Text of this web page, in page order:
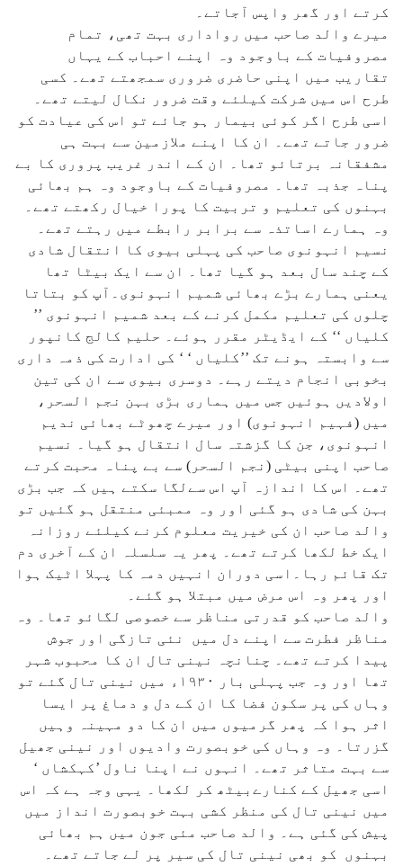
کرتے اور گھر واپس آجاتے۔
میرے والد صاحب میں رواداری بہت تھی، تمام
مصروفیات کے باوجود وہ اپنے احباب کے یہاں
تقاریب میں اپنی حاضری ضروری سمجھتے تھے۔ کسی
طرح اس میں شرکت کیلئے وقت ضرور نکال لیتے تھے۔
اسی طرح اگر کوئی بیمار ہو جائے تو اس کی عیادت کو
ضرور جاتے تھے۔ ان کا اپنے ملازمین سے بہت ہی
مشفقانہ برتائو تھا۔ ان کے اندر غریب پروری کا بے
پناہ جذبہ تھا۔ مصروفیات کے باوجود وہ ہم بھائی
بہنوں کی تعلیم و تربیت کا پورا خیال رکھتے تھے۔
وہ ہمارے اساتذہ سے برابر رابطے میں رہتے تھے۔
نسیم انہونوی صاحب کی پہلی بیوی کا انتقال شادی
کے چند سال بعد ہو گیا تھا۔ ان سے ایک بیٹا تھا
یعنی ہمارے بڑے بھائی شمیم انہونوی۔آپ کو بتاتا
چلوں کی تعلیم مکمل کرنے کے بعد شمیم انہونوی ’’
کلیاں ‘‘ کے ایڈیٹر مقرر ہوئے۔ حلیم کالج کانپور
سے وابستہ ہونے تک ’’کلیاں ‘ ‘ کی ادارت کی ذمہ داری
بخوبی انجام دیتے رہے۔ دوسری بیوی سے ان کی تین
اولادیں ہوئیں جس میں ہماری بڑی بہن نجم السحر،
میں (فہیم انہونوی) اور میرے چھوٹے بھائی ندیم
انہونوی، جن کا گزشتہ سال انتقال ہو گیا۔ نسیم
صاحب اپنی بیٹی (نجم السحر) سے بے پناہ محبت کرتے
تھے۔ اس کا اندازہ آپ اس سےلگا سکتے ہیں کہ جب بڑی
بہن کی شادی ہو گئی اور وہ ممبئی منتقل ہو گئیں تو
والد صاحب ان کی خیریت معلوم کرنے کیلئے روزانہ
ایک خط لکھا کرتے تھے۔ پھر یہ سلسلہ ان کے آخری دم
تک قائم رہا۔اسی دوران انہیں دمہ کا پہلا اٹیک ہوا
اور پھر وہ اس مرض میں مبتلا ہو گئے۔
والد صاحب کو قدرتی مناظر سے خصوصی لگائو تھا۔ وہ
مناظر فطرت سے اپنے دل میں نئی تازگی اور جوش
پیدا کرتے تھے۔ چنانچہ نینی تال ان کا محبوب شہر
تھا اور وہ جب پہلی بار ۱۹۳۰ء میں نینی تال گئے تو
وہاں کی پر سکون فضا کا ان کے دل و دماغ پر ایسا
اثر ہوا کہ پھر گرمیوں میں ان کا دو مہینہ وہیں
گزرتا۔ وہ وہاں کی خوبصورت وادیوں اور نینی جھیل
سے بہت متاثر تھے۔ انہوں نے اپنا ناول ’کہکشاں ‘
اسی جھیل کے کنارےبیٹھ کر لکھا۔ یہی وجہ ہے کہ اس
میں نینی تال کی منظر کشی بہت خوبصورت انداز میں
پیش کی گئی ہے۔ والد صاحب مئی جون میں ہم بھائی
بہنوں کو بھی نینی تال کی سیر پر لے جاتے تھے۔